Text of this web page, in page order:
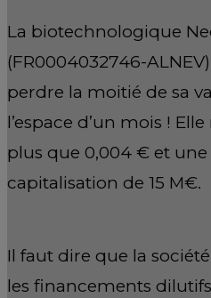
La biotechnologique
(FR0004032746-
perdre la moitié de sa
l’espace d’un mois !
plus que 0,004 € et une
capitalisation de 15 M€.
Il faut dire que la
les financements